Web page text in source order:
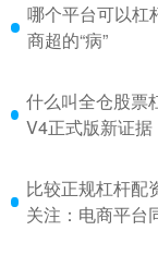
哪个平台可以杠
商超的“病”
什么叫全仓股票
V4正式版新证据
比较正规杠杆配
关注：电商平台